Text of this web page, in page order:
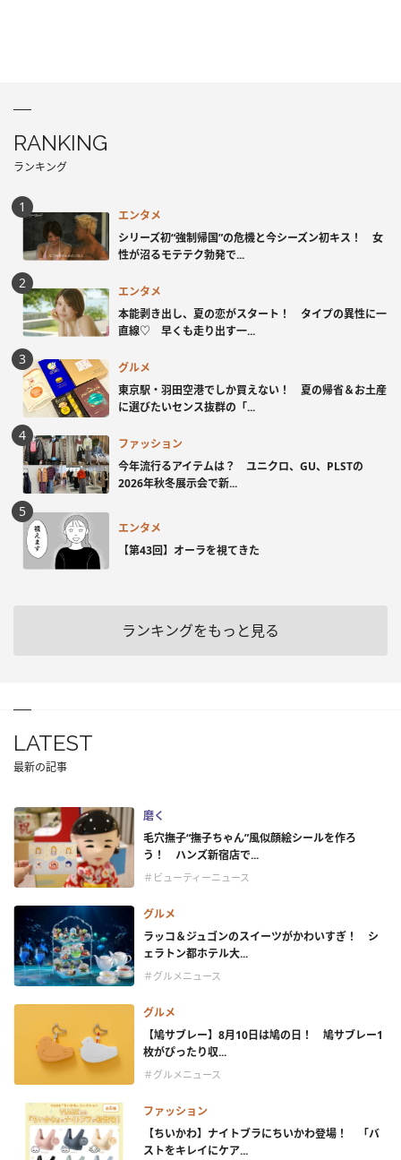
RANKING
ランキング
エンタメ
シリーズ初“強制帰国”の危機と今シーズン初キス！ 女
性が沼るモテテク勃発で...
エンタメ
本能剥き出し、夏の恋がスタート！ タイプの異性に一
直線♡ 早くも走り出す一...
グルメ
東京駅・羽田空港でしか買えない！ 夏の帰省＆お土産
に選びたいセンス抜群の「...
ファッション
今年流行るアイテムは？ ユニクロ、GU、PLSTの
2026年秋冬展示会で新...
エンタメ
【第43回】オーラを視てきた
ランキングをもっと見る
LATEST
最新の記事
磨く
毛穴撫子“撫子ちゃん”風似顔絵シールを作ろ
う！ ハンズ新宿店で...
＃ビューティーニュース
グルメ
ラッコ＆ジュゴンのスイーツがかわいすぎ！ シ
ェラトン都ホテル大...
＃グルメニュース
グルメ
【鳩サブレー】8月10日は鳩の日！ 鳩サブレー1
枚がぴったり収...
＃グルメニュース
ファッション
【ちいかわ】ナイトブラにちいかわ登場！ 「バ
ストをキレイにケア...